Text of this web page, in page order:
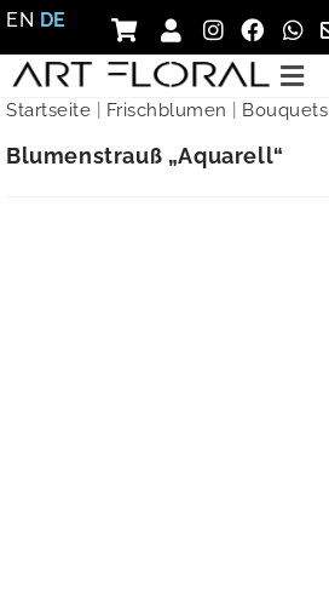
EN DE
Startseite Frischblumen Bouquets
Blumenstrauß „Aquarell“